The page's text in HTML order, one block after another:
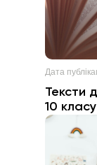
Дата
Тексти
10 класу